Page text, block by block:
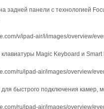
задней панели с технологией
Magic Keyboard и
быстрого подключения камер,